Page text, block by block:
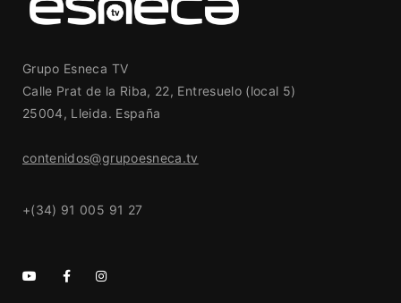
Grupo Esneca TV
Calle Prat de la Riba, 22, Entresuelo (local 5)
25004, Lleida. España
contenidos@grupoesneca.tv
+(34) 91 005 91 27